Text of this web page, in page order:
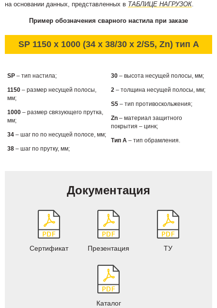
на основании данных, представленных в ТАБЛИЦЕ НАГРУЗОК.
Пример обозначения сварного настила при заказе
SP 1150 x 1000 (34 x 38/30 x 2/S5, Zn) тип А
SP – тип настила;
1150 – размер несущей полосы,
мм;
1000 – размер связующего прутка,
мм;
34 – шаг по по несущей полосе, мм;
38 – шаг по прутку, мм;
30 – высота несущей полосы, мм;
2 – толщина несущей полосы, мм;
S5 – тип противоскольжения;
Zn – материал защитного
покрытия – цинк;
Тип А – тип обрамления.
Документация
Сертификат Презентация ТУ
Каталог